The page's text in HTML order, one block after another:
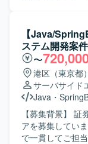
レストラン予約
結合テストフェ
の理解や改修ス
開発経験をさらに積む
Salesforce
て、Node.js上で
基盤の構築をご
を前提とした新
要求を満たすシ
支える共通基盤
た、ご自身で企
トアへ配信して
【求める人物像
ャッチアップで
りプロジェクト
を追求できる方を求めてお
【Java/
ステム開発案件
〜
港区（東京都）
サーバサイド
Java ・
【募集背景】
アを募集しています。 【作業内容】 基本設計
で一貫してご担